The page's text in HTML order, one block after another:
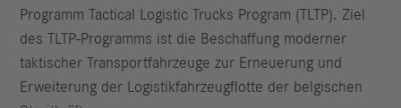
Programm Tactical Logistic Trucks Program (TLTP). Ziel
des TLTP-Programms ist die Beschaffung moderner
taktischer Transportfahrzeuge zur Erneuerung und
Erweiterung der Logistikfahrzeugflotte der belgischen